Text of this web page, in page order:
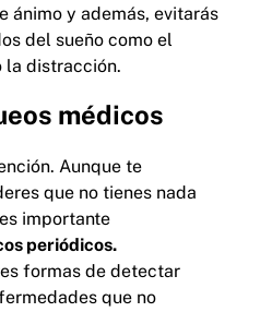
ánimo y además, evitarás
del sueño como el
la distracción.
médicos
Aunque te
que no tienes nada
importante
periódicos.
formas de detectar
que no